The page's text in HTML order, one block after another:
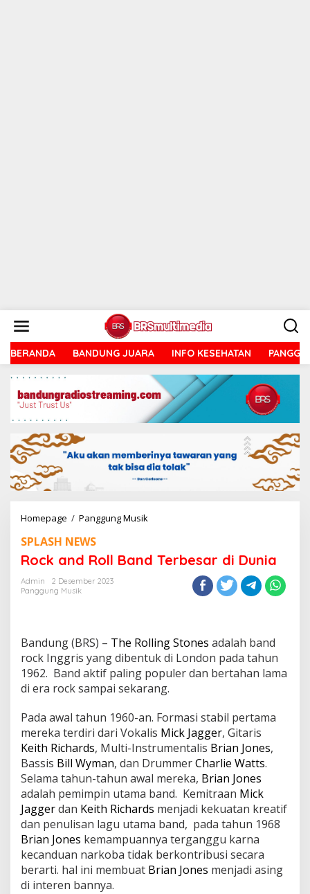
konten
BERANDA BANDUNG JUARA INFO KESEHATAN
Homepage / Panggung Musik
Band
Terbesar
SPLASH NEWS
Rock and Roll Band Terbesar di Dunia
Admin
2 Desember 2023
Panggung Musik
Bandung (BRS) – The Rolling Stones adalah band
rock Inggris yang dibentuk di London pada tahun
1962. Band aktif paling populer dan bertahan lama
di era rock sampai sekarang.
Pada awal tahun 1960-an. Formasi stabil pertama
mereka terdiri dari Vokalis Mick Jagger, Gitaris
Keith Richards, Multi-Instrumentalis Brian Jones,
Bassis Bill Wyman, dan DrummerCharlie Watts.
Selama tahun-tahun awal mereka, Brian Jones
adalah pemimpin utama band. Kemitraan Mick
Jaggerdan Keith Richards menjadi kekuatan kreatif
dan penulisan lagu utama band, pada tahun 1968
Brian Jones kemampuannya terganggu karna
kecanduan narkoba tidak berkontribusi secara
berarti. hal ini membuat Brian Jones menjadi asing
di interen bannya.